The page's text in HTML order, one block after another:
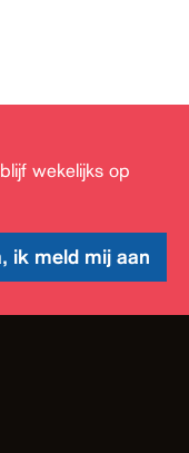
wekelijks op
ik meld mij aan